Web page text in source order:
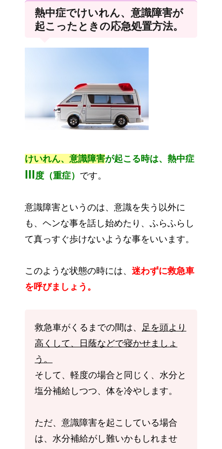
熱中症でけいれん、意識障害が
起こったときの応急処置方法。
けいれん、意識障害が起こる時は、熱中症
III度（重症） です。
意識障害というのは、意識を失う以外に
も、ヘンな事を話し始めたり、ふらふらし
て真っすぐ歩けないような事をいいます。
このような状態の時には、 迷わずに救急車
を呼びましょう。
救急車がくるまでの間は、 足を頭より
高くして、日蔭などで寝かせましょ
う。
そして、軽度の場合と同じく、水分と
塩分補給しつつ、体を冷やします。
ただ、意識障害を起こしている場合
は、水分補給がし難いかもしれませ